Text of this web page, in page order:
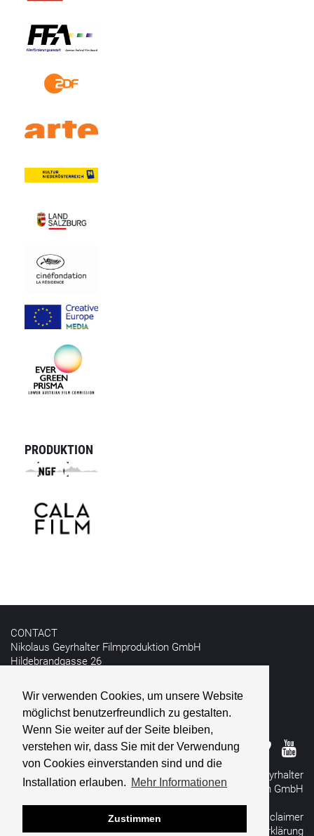
Wir verwenden Cookies, um unsere Website
möglichst benutzerfreundlich zu gestalten.
Wenn Sie weiter auf der Seite bleiben,
verstehen wir, dass Sie mit der Verwendung
von Cookies einverstanden sind und die
Installation erlauben. Mehr Informationen
Zustimmen
PRODUKTION
CONTACT
Nikolaus Geyrhalter Filmproduktion GmbH
Hildebrandgasse 26
T +43 1 4030162
info@geyrhalterfilm.com
© 2026 Nikolaus Geyrhalter
Filmproduktion GmbH
All rights reserved
Disclaimer
Datenschutzerklärung